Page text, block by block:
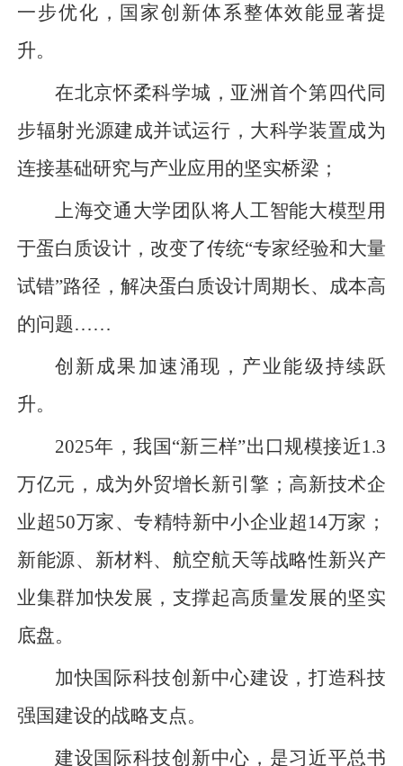
一步优化，国家创新体系整体效能显著提
升。
在北京怀柔科学城，亚洲首个第四代同
步辐射光源建成并试运行，大科学装置成为
连接基础研究与产业应用的坚实桥梁；
上海交通大学团队将人工智能大模型用
于蛋白质设计，改变了传统“专家经验和大量
试错”路径，解决蛋白质设计周期长、成本高
的问题……
创新成果加速涌现，产业能级持续跃
升。
2025年，我国“新三样”出口规模接近1.3
万亿元，成为外贸增长新引擎；高新技术企
业超50万家、专精特新中小企业超14万家；
新能源、新材料、航空航天等战略性新兴产
业集群加快发展，支撑起高质量发展的坚实
底盘。
加快国际科技创新中心建设，打造科技
强国建设的战略支点。
建设国际科技创新中心，是习近平总书